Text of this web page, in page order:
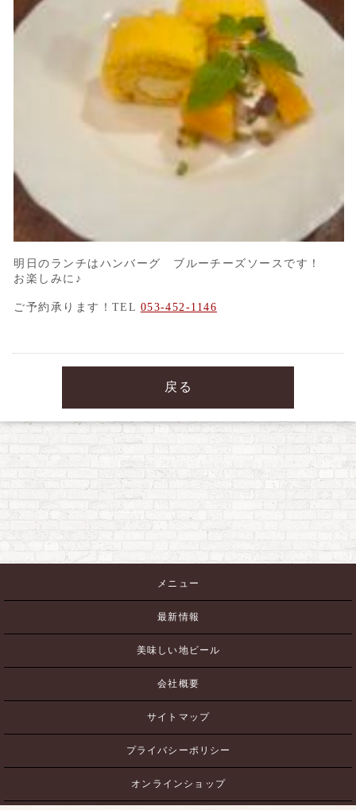
明日のランチはハンバーグ ブルーチーズソースです！
お楽しみに♪
ご予約承ります！TEL 053-452-1146
戻る
メニュー
最新情報
美味しい地ビール
会社概要
サイトマップ
プライバシーポリシー
オンラインショップ